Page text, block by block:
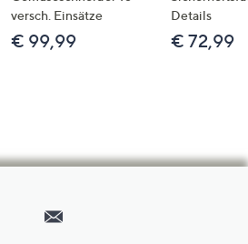
versch. Einsätze
€ 99,99
Details
€ 72,99